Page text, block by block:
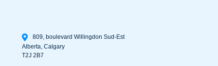
809, boulevard Willingdon Sud-Est
Alberta, Calgary
T2J 2B7